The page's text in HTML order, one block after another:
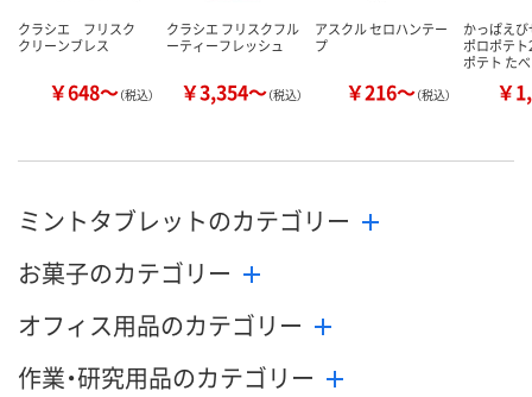
クラシエ フリスク
クリーンブレス
￥648～（税込）
クラシエ フリスクフル
ーティーフレッシュ
￥3,354～（税込）
アスクル セロハンテー
プ
￥216～（税込）
かっぱえ
ポロポテ
ポテト た
￥
ミントタブレットのカテゴリー
お菓子のカテゴリー
オフィス用品のカテゴリー
作業・研究用品のカテゴリー